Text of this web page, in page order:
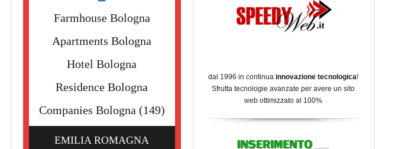
Farmhouse Bologna
Apartments Bologna
Hotel Bologna
Residence Bologna
Companies Bologna (149)
EMILIA ROMAGNA
dal 1996 in continua innovazione tecnologica!
Sfrutta tecnologie avanzate per avere un sito
web ottimizzato al 100%